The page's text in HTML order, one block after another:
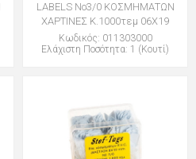
LABELS Νο3/0 ΚΟΣΜΗΜΑΤΩΝ
ΧΑΡΤΙΝΕΣ Κ.1000τεμ 06Χ19
Κωδικός: 011303000
Ελάχιστη Ποσότητα: 1 (Κουτί)